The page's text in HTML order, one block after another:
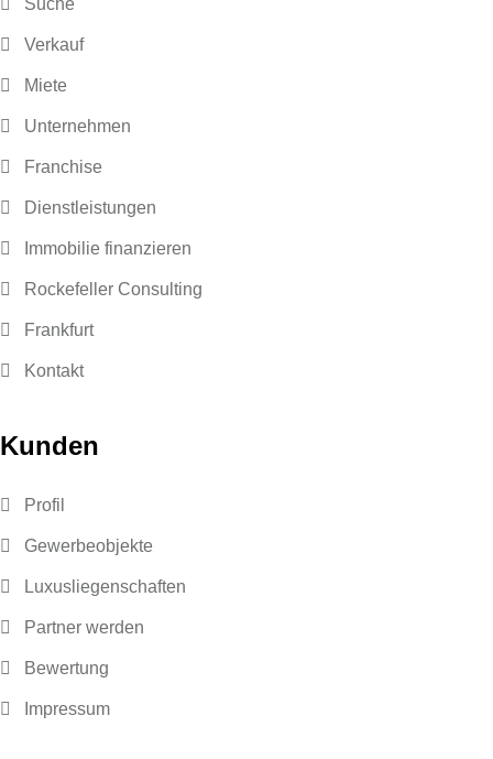
Suche
Verkauf
Miete
Unternehmen
Franchise
Dienstleistungen
Immobilie finanzieren
Rockefeller Consulting
Frankfurt
Kontakt
Kunden
Profil
Gewerbeobjekte
Luxusliegenschaften
Partner werden
Bewertung
Impressum